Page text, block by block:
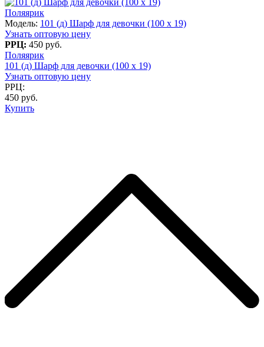
Поляярик
Модель: 101 (д) Шарф для девочки (100 x 19)
Узнать оптовую цену
РРЦ: 450 руб.
Поляярик
101 (д) Шарф для девочки (100 x 19)
Узнать оптовую цену
РРЦ:
450 руб.
Купить